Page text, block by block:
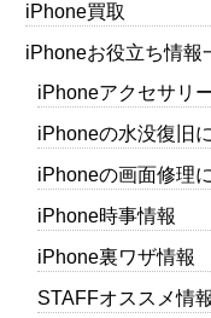
iPhone買取
iPhoneお役立ち情報
iPhoneアクセサリ
iPhoneの水没復旧
iPhoneの画面修理
iPhone時事情報
iPhone裏ワザ情報
STAFFオススメ情報